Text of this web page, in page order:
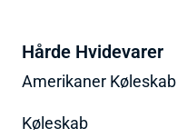
Hårde Hvidevarer
Amerikaner Køleskab
Køleskab